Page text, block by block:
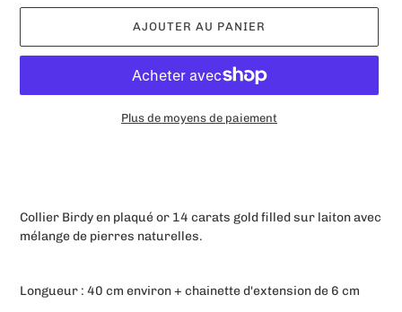
AJOUTER AU PANIER
Plus de moyens de paiement
à
votre
panier
Collier Birdy en plaqué or 14 carats gold filled sur laiton avec
mélange de pierres naturelles.
Longueur : 40 cm environ + chainette d'extension de 6 cm